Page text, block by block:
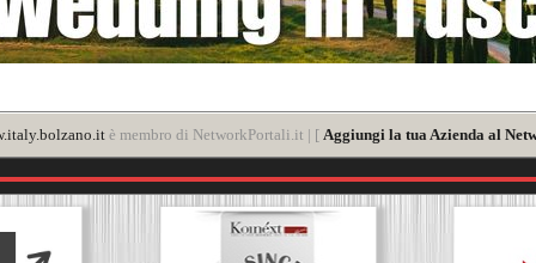
è membro di NetworkPortali.it | [ Aggiungi la tua Azienda al